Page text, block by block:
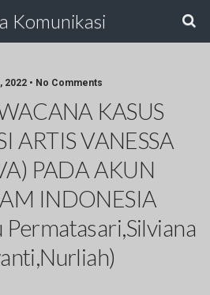
Komunikasi
2022 • No Comments
KASUS
ARTIS VANESSA
PADA AKUN
INDONESIA
Permatasari,Silviana